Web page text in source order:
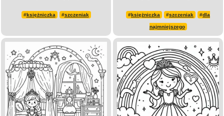
#księżniczka #szczeniak #księżniczka #szczeniak #dla
najmniejszego